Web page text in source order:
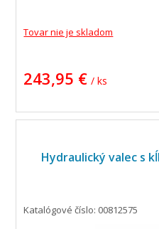
Tovar nie je skladom
243,95 € / ks
Hydraulický valec s
Katalógové číslo: 00812575